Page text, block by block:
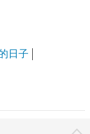
日子